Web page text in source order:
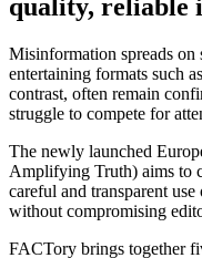
quality, reliable
Misinformation spreads
entertaining formats such
contrast, often remain
struggle to compete for
The newly launched
Amplifying Truth) aims to
careful and transparent
without compromising
FACTory brings together